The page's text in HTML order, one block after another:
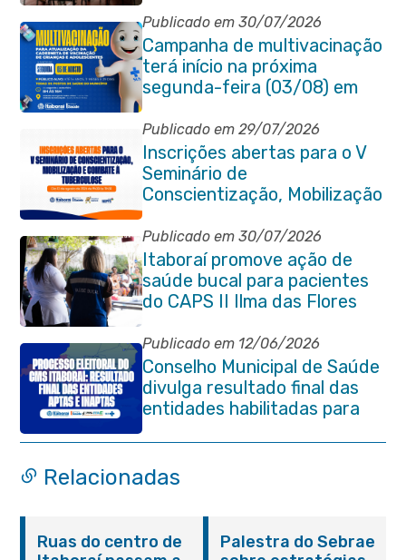
Publicado em 30/07/2026
Campanha de multivacinação
terá início na próxima
segunda-feira (03/08) em
Itaboraí
Publicado em 29/07/2026
Inscrições abertas para o V
Seminário de
Conscientização, Mobilização
e Combate à Tuberculose em
Itaboraí
Publicado em 30/07/2026
Itaboraí promove ação de
saúde bucal para pacientes
do CAPS II Ilma das Flores
Publicado em 12/06/2026
Conselho Municipal de Saúde
divulga resultado final das
entidades habilitadas para
eleição do quadriênio 2026-
2030
Relacionadas
Ruas do centro de
Palestra do Sebrae